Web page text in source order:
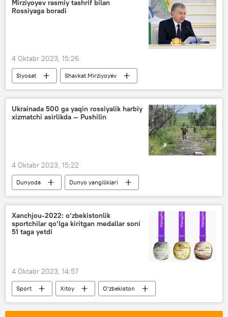
Mirziyoyev rasmiy tashrif bilan
Rossiyaga boradi
4 Oktabr 2023, 15:26
Siyosat Shavkat Mirziyoyev
Ukrainada 500 ga yaqin rossiyalik harbiy
xizmatchi asirlikda — Pushilin
4 Oktabr 2023, 15:22
Dunyoda
Dunyo yangiliklari
Denis Pushilin
Ukraina
Rossiya
Donesk xalq respublikasi (DXR)
Xanchjou-2022: o‘zbekistonlik
sportchilar qo‘lga kiritgan medallar soni
51 taga yetdi
4 Oktabr 2023, 14:57
Sport Xitoy
O‘zbekiston
Osiyo o‘yinlari
boks kurash